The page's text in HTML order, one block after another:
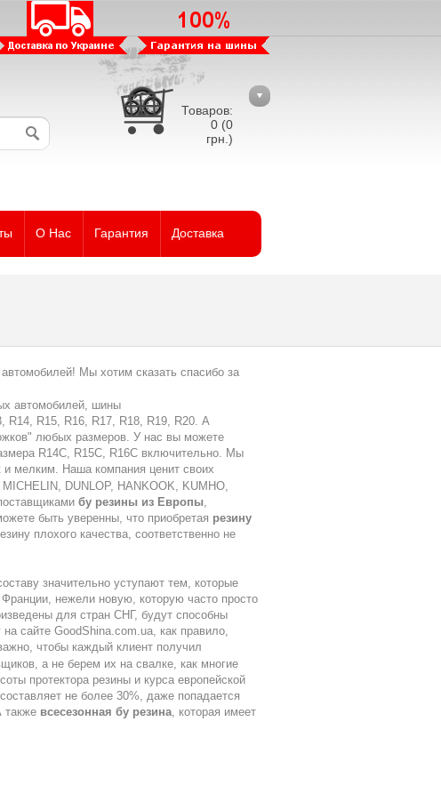
Товаров:
0 (0
грн.)
О Нас Гарантия Доставка
Мы хотим сказать спасибо за
автомобилей, шины
R14, R15, R16, R17, R18, R19, R20. А
любых размеров. У нас вы можете
R14C, R15C, R16C включительно. Мы
и мелким. Наша компания ценит своих
DUNLOP, HANKOOK, KUMHO,
бу резины из Европы,
быть уверенны, что приобретая резину
плохого качества, соответственно не
значительно уступают тем, которые
нежели новую, которую часто просто
для стран СНГ, будут способны
сайте GoodShina.com.ua, как правило,
чтобы каждый клиент получил
а не берем их на свалке, как многие
протектора резины и курса европейской
не более 30%, даже попадается
также всесезонная бу резина, которая имеет